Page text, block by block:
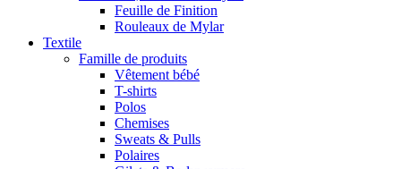
Feuille de Finition
Rouleaux de Mylar
Textile
Famille de produits
Vêtement bébé
T-shirts
Polos
Chemises
Sweats & Pulls
Polaires